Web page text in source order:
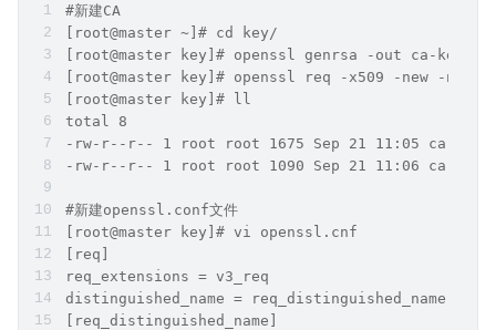
#新建CA
[root@master ~]# cd key/
[root@master key]# openssl genrsa -out ca-
[root@master key]# openssl req -x509 -new -
[root@master key]# ll
total 8
-rw-r--r-- 1 root root 1675 Sep 21 11:05 ca-
-rw-r--r-- 1 root root 1090 Sep 21 11:06 ca.pem
#新建openssl.conf文件
[root@master key]# vi openssl.cnf
[req]
req_extensions = v3_req
distinguished_name = req_distinguished_name
[req_distinguished_name]